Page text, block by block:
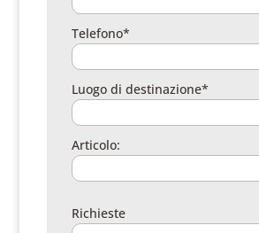
Telefono*
Luogo di destinazione*
Articolo:
Richieste